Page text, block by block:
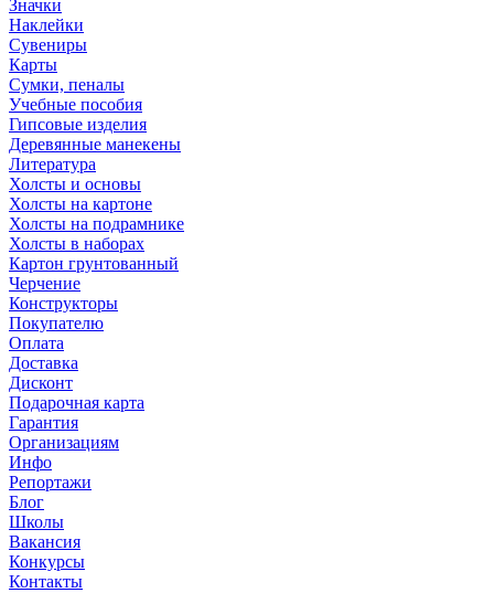
Значки
Наклейки
Сувениры
Карты
Сумки, пеналы
Учебные пособия
Гипсовые изделия
Деревянные манекены
Литература
Холсты и основы
Холсты на картоне
Холсты на подрамнике
Холсты в наборах
Картон грунтованный
Черчение
Конструкторы
Покупателю
Оплата
Доставка
Дисконт
Подарочная карта
Гарантия
Организациям
Инфо
Репортажи
Блог
Школы
Вакансия
Конкурсы
Контакты